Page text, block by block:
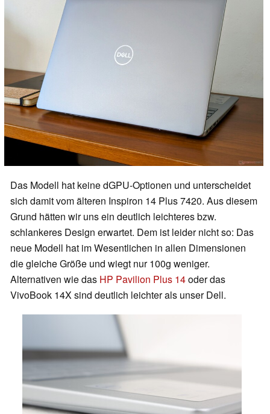
Das Modell hat keine dGPU-Optionen und unterscheidet
sich damit vom älteren Inspiron 14 Plus 7420. Aus diesem
Grund hätten wir uns ein deutlich leichteres bzw.
schlankeres Design erwartet. Dem ist leider nicht so: Das
neue Modell hat im Wesentlichen in allen Dimensionen
die gleiche Größe und wiegt nur 100g weniger.
Alternativen wie das HP Pavilion Plus 14oder das
VivoBook 14X sind deutlich leichter als unser Dell.